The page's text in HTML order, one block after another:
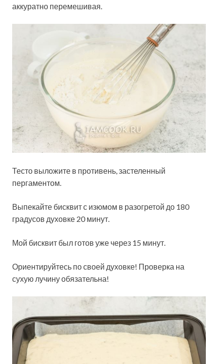
аккуратно перемешивая.
Тесто выложите в противень, застеленный
пергаментом.
Выпекайте бисквит с изюмом в разогретой до 180
градусов духовке 20 минут.
Мой бисквит был готов уже через 15 минут.
Ориентируйтесь по своей духовке! Проверка на
сухую лучину обязательна!